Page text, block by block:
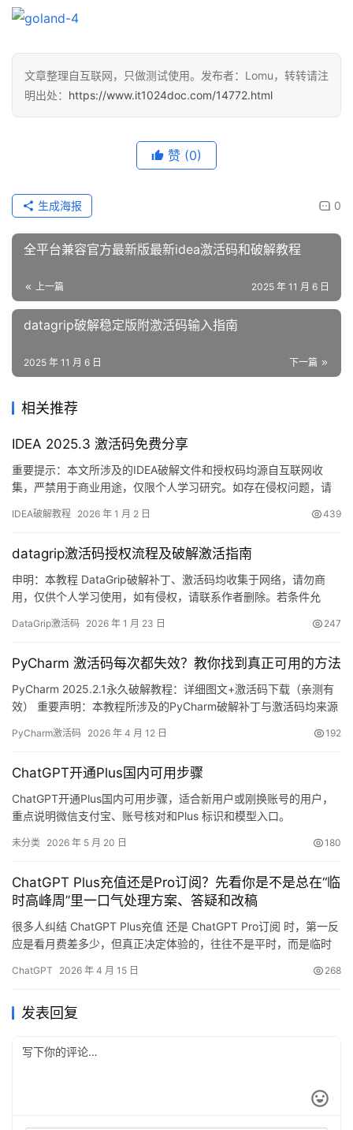
文章整理自互联网，只做测试使用。发布者：Lomu，转转请注
明出处： https://www.it1024doc.com/14772.html
赞 (0)
0
生成海报
全平台兼容官方最新版最新idea激活码和破解教程
上一篇 2025 年 11 月 6 日
datagrip破解稳定版附激活码输入指南
下一篇
2025 年 11 月 6 日
相关推荐
IDEA 2025.3 激活码免费分享
重要提示：本文所涉及的IDEA破解文件和授权码均源自互联网收
集，严禁用于商业用途，仅限个人学习研究。如存在侵权问题，请
多说，先展示IDEA 2025.2.1版本破解成功的界面截图，如图所示，
于繁琐，也可选择购买官方正版账号，支持JetB…
IDEA破解教程 2026 年 1 月 2 日 439
datagrip激活码授权流程及破解激活指南
申明：本教程 DataGrip破解补丁、激活码均收集于网络，请勿商
用，仅供个人学习使用，如有侵权，请联系作者删除。若条件允
器，功能强大，适用于 Windows、Mac 和 Linux 系统。本文将详细
得破解麻烦，可以购买…
DataGrip激活码 2026 年 1 月 23 日 247
PyCharm 激活码每次都失效？教你找到真正可用的方法
PyCharm 2025.2.1永久破解教程：详细图文+激活码下载（亲测有
效） 重要声明：本教程所涉及的PyCharm破解补丁与激活码均来源
存在侵权问题，请联系笔者删除。经济条件允许的情况下，强烈建
解成功的实测截图。如下图所示…
PyCharm激活码 2026 年 4 月 12 日 192
ChatGPT开通Plus国内可用步骤
ChatGPT开通Plus国内可用步骤，适合新用户或刚换账号的用户，
重点说明微信支付宝、账号核对和Plus 标识和模型入口。
未分类 2026 年 5 月 20 日 180
ChatGPT Plus充值还是Pro订阅？先看你是不是总在“临
时高峰周”里一口气处理方案、答疑和改稿
很多人纠结 ChatGPT Plus充值 还是 ChatGPT Pro订阅 时，第一反
应是看月费差多少，但真正决定体验的，往往不是平时，而是临时
本，自己还要把会议纪要、答疑口径和执行清单一起收好。对国内
暴涨的阶段判断，通常更准确。 …
ChatGPT 2026 年 4 月 15 日 268
发表回复